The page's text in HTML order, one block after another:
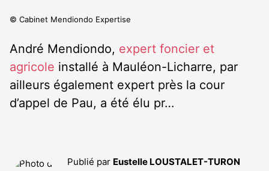
© Cabinet Mendiondo Expertise
André Mendiondo, expert foncier et
agricole installé à Mauléon-Licharre, par
ailleurs également expert près la cour
d’appel de Pau, a été élu pr…
Publié par Eustelle LOUSTALET-TURON